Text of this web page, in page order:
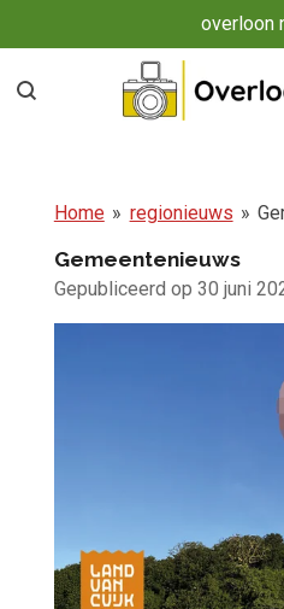
direct
naar
overloon
Home » regionieuws »
Gemeentenieuws
Gepubliceerd op 30 juni